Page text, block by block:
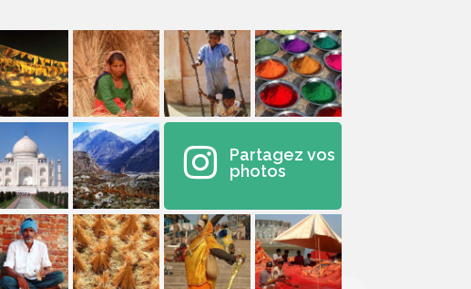
Partagez vos
photos